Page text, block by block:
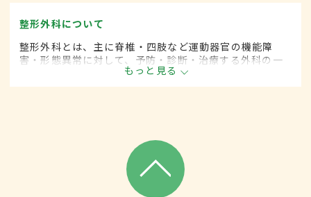
整形外科について
整形外科とは、主に脊椎・四肢など運動器官の機能障
害・形態異常に対して、予防・診断・治療する外科の一
もっと見る